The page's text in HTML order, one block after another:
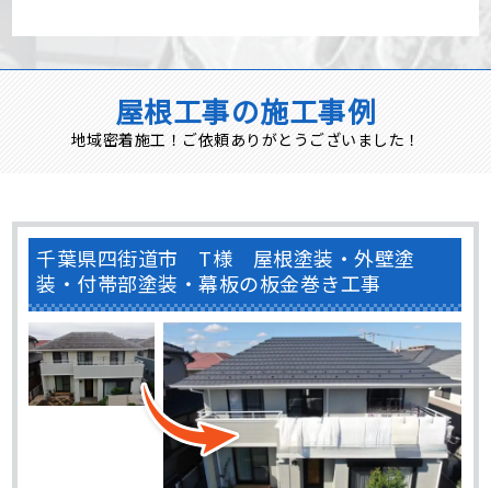
屋根工事の施工事例
地域密着施工！ご依頼ありがとうございました！
千葉県四街道市 T様 屋根塗装・外壁塗
装・付帯部塗装・幕板の板金巻き工事